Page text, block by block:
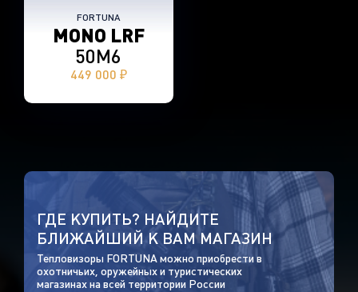
FORTUNA
MONO LRF
50M6
449 000 ₽
ГДЕ КУПИТЬ? НАЙДИТЕ
БЛИЖАЙШИЙ К ВАМ МАГАЗИН
Тепловизоры FORTUNA можно приобрести в
охотничьих, оружейных и туристических
магазинах на всей территории России